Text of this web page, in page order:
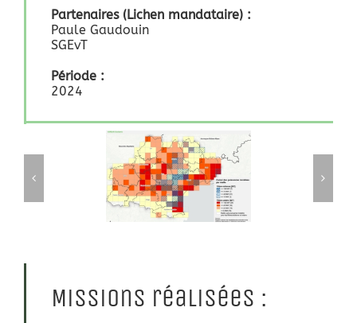
Partenaires (Lichen mandataire) :
Paule Gaudouin
SGEvT
Période :
2024
Missions réalisées :